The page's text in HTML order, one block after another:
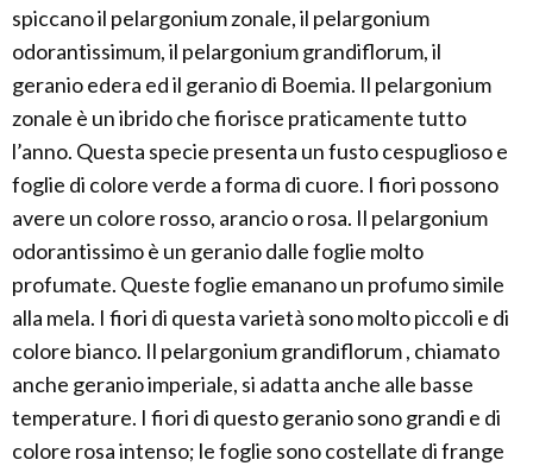
spiccano il pelargonium zonale, il pelargonium
odorantissimum, il pelargonium grandiflorum, il
geranio edera ed il geranio di Boemia. Il pelargonium
zonale è un ibrido che fiorisce praticamente tutto
l’anno. Questa specie presenta un fusto cespuglioso e
foglie di colore verde a forma di cuore. I fiori possono
avere un colore rosso, arancio o rosa. Il pelargonium
odorantissimo è un geranio dalle foglie molto
profumate. Queste foglie emanano un profumo simile
alla mela. I fiori di questa varietà sono molto piccoli e di
colore bianco. Il pelargonium grandiflorum , chiamato
anche geranio imperiale, si adatta anche alle basse
temperature. I fiori di questo geranio sono grandi e di
colore rosa intenso; le foglie sono costellate di frange